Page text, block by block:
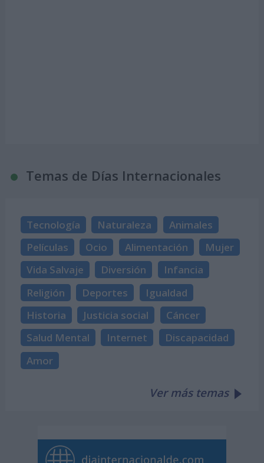
Temas de Días Internacionales
Tecnología Naturaleza
Animales
Películas
Ocio Alimentación
Mujer
Vida Salvaje
Diversión
Infancia
Religión
Deportes
Igualdad
Historia
Justicia social
Cáncer
Salud Mental
Internet
Discapacidad
Amor
Ver más temas